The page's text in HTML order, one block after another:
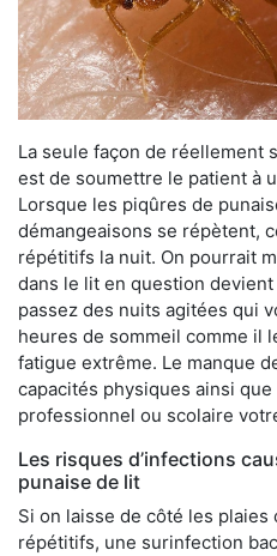
La seule façon de réellement
est de soumettre le patient à
Lorsque les piqûres de
démangeaisons se répètent,
répétitifs la nuit. On pourrait
dans le lit en question
passez des nuits agitées qui
heures de sommeil comme il
fatigue extrême. Le manque
capacités physiques ainsi
professionnel ou scolaire
Les risques d’infections
punaise de lit
Si on laisse de côté les plaies
répétitifs, une surinfection